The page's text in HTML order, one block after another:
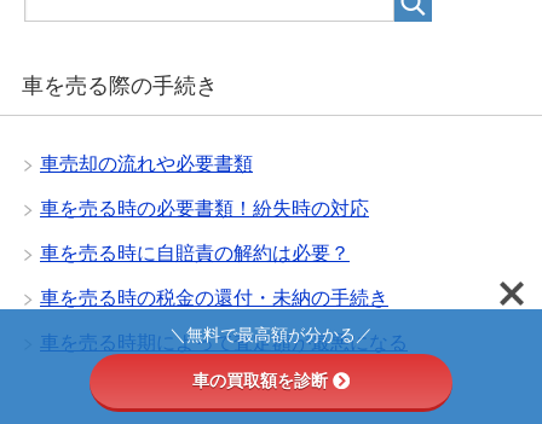
車を売る際の手続き
車売却の流れや必要書類
車を売る時の必要書類！紛失時の対応
車を売る時に自賠責の解約は必要？
車を売る時の税金の還付・未納の手続き
車を売る時期によって査定額が最悪になる
＼無料で最高額が分かる／
車の買取額を診断